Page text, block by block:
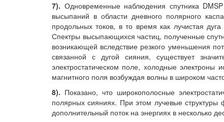
7). Одновременные наблюдения спутника
высыпаний в области дневного полярного
продольных токов, в то время как лучистая
Спектры высыпающихся частиц, полученные
возникающей вследствие резкого уменьшения
связанной с дугой сияния, существует
электростатическом поле, холодные
магнитного поля возбуждая волны в широком
8). Показано, что широкополосные
полярных сияниях. При этом лучевые структуры
дополнительный поток на энергиях в несколько